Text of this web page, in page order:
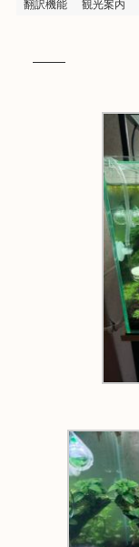
翻訳機能
観光案内